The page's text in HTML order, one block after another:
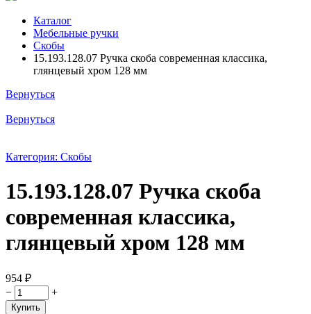
Каталог
Мебельные ручки
Скобы
15.193.128.07 Ручка скоба современная классика,
глянцевый хром 128 мм
Вернуться
Вернуться
Категория: Скобы
15.193.128.07 Ручка скоба
современная классика,
глянцевый хром 128 мм
954 ₽
−
+